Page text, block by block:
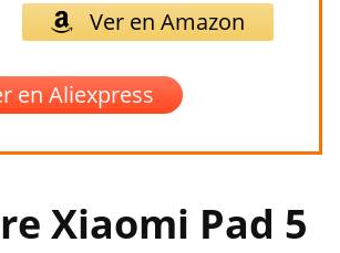
Ver en Amazon
en Aliexpress
Xiaomi Pad 5